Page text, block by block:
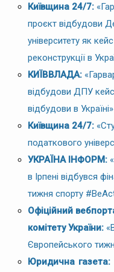
Київщина 24/7:
проєкт відбудови
університету як
реконструкції в
КИЇВВЛАДА:
відбудови ДПУ
відбудови в Україні»
Київщина 24/7:
податкового
УКРАЇНА ІНФОРМ:
в Ірпені відбувся
тижня спорту
Офіційний
комітету України:
Європейського
Юридична газета: